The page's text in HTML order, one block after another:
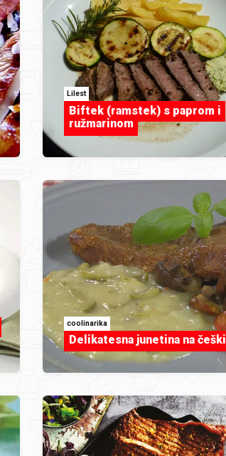
Lilest
Biftek (ramstek) s paprom i
ružmarinom
coolinarika
Delikatesna junetina na češki